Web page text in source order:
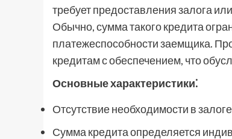
требует предоставления залога
Обычно, сумма такого кредита
платежеспособности заемщика.
кредитам с обеспечением, что
Основные характеристики⁚
Отсутствие необходимости в
Сумма кредита определяется